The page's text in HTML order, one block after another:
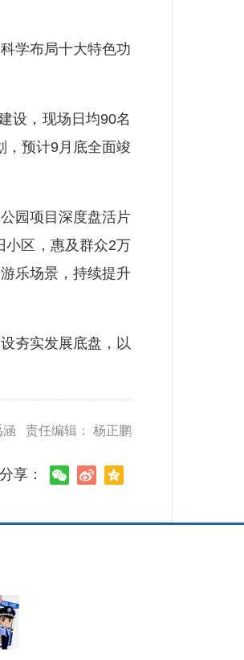
学布局十大特色功
设，现场日均90名
，预计9月底全面竣
园项目深度盘活片
小区，惠及群众2万
乐场景，持续提升
夯实发展底盘，以
涵 责任编辑： 杨正鹏
分享：